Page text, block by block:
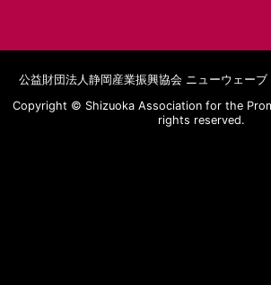
公益財団法人静岡産業振興協会 ニューウェー
Copyright © Shizuoka Association for the
rights reserved.